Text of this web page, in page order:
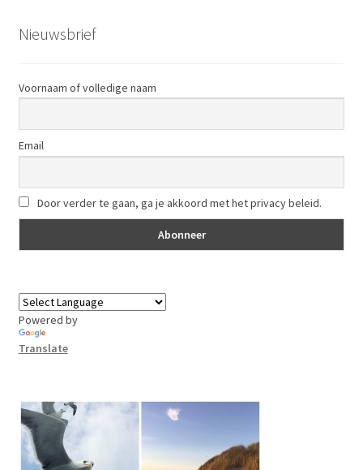
Nieuwsbrief
Voornaam of volledige naam
Email
Door verder te gaan, ga je akkoord met het privacy beleid.
Powered by
Translate